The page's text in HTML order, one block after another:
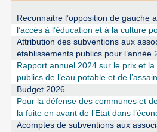
Reconnaitre l’opposition de gauche
l’accès à l’éducation et à la culture
Attribution des subventions aux
établissements publics pour l’année
Rapport annuel 2024 sur le prix et
publics de l’eau potable et de
Budget 2026
Pour la défense des communes et
la fuite en avant de l’Etat dans
Acomptes de subventions aux